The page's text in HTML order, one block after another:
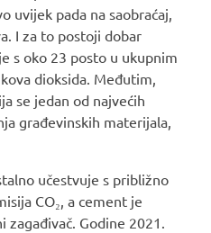
uvijek pada na saobraćaj,
I za to postoji dobar
s oko 23 posto u ukupnim
dioksida. Međutim,
se jedan od najvećih
građevinskih materijala,
učestvuje s približno
CO₂, a cement je
zagađivač. Godine 2021.